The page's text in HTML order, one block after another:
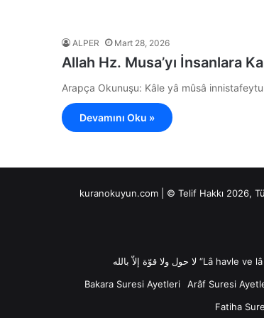
ALPER Mart 28, 2026
Allah Hz. Musa’yı İnsanlara
Arapça Okunuşu: Kâle yâ mûsâ
Devamını Oku »
kuranokuyun.com | © Telif Hakkı 2026,
Bakara Suresi Ayetleri
Arâf Suresi
Fatiha